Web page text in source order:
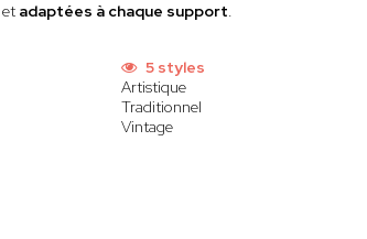
et adaptées à chaque support.
5 styles
Artistique
Traditionnel
Vintage